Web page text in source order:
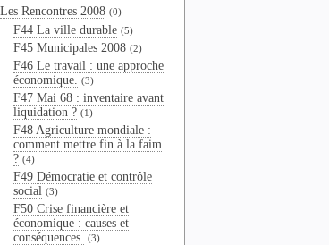
Les Rencontres 2008 (0)
F44 La ville durable (5)
F45 Municipales 2008 (2)
F46 Le travail : une approche
économique. (3)
F47 Mai 68 : inventaire avant
liquidation ? (1)
F48 Agriculture mondiale :
comment mettre fin à la faim
? (4)
F49 Démocratie et contrôle
social (3)
F50 Crise financière et
économique : causes et
conséquences. (3)